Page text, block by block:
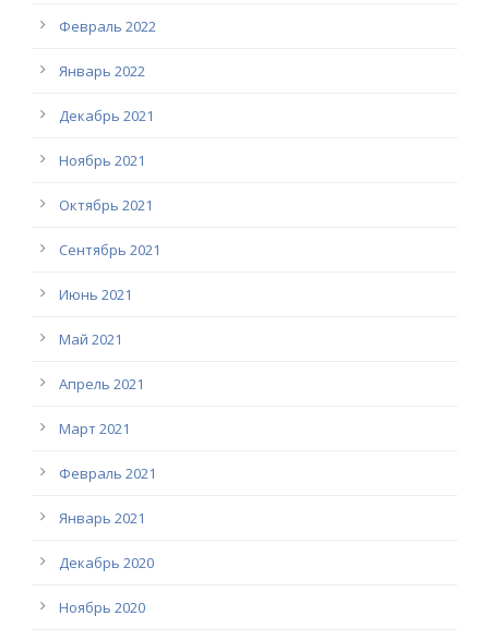
Февраль 2022
Январь 2022
Декабрь 2021
Ноябрь 2021
Октябрь 2021
Сентябрь 2021
Июнь 2021
Май 2021
Апрель 2021
Март 2021
Февраль 2021
Январь 2021
Декабрь 2020
Ноябрь 2020